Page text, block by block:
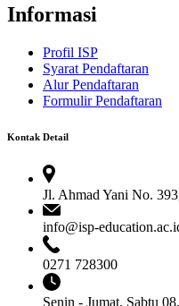
Informasi
Profil ISP
Syarat Pendaftaran
Alur Pendaftaran
Formulir Pendaftaran
Kontak Detail
Jl. Ahmad Yani No.
info@isp-
0271 728300
Senin - Jumat, Sabtu